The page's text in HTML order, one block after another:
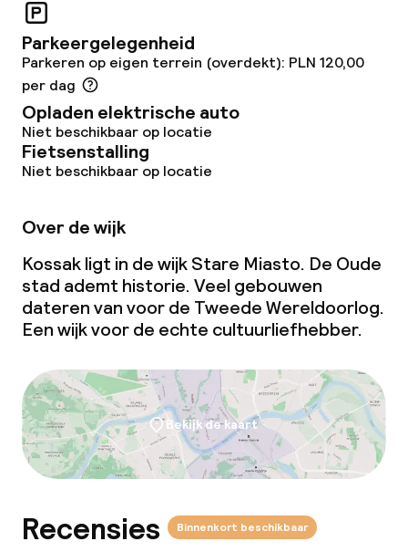
Diner à la carte
Diner, vast menu
Roomservice
Speciale dieetopties
Glutenvrije opties
Vegetarische opties
Schoonmaakvoorzieningen
Wasfaciliteiten (wasmachine)
Parkeergelegenheid
Parkeren op eigen terrein (overdekt): PLN 120,00
per dag
Opladen elektrische auto
Niet beschikbaar op locatie
Fietsenstalling
Niet beschikbaar op locatie
Over de wijk
Kossak ligt in de wijk Stare Miasto. De Oude
stad ademt historie. Veel gebouwen
dateren van voor de Tweede Wereldoorlog.
Een wijk voor de echte cultuurliefhebber.
Bekijk de kaart
Recensies Binnenkort beschikbaar